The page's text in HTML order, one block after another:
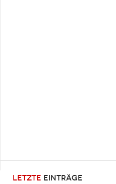
LETZTE EINTRÄGE